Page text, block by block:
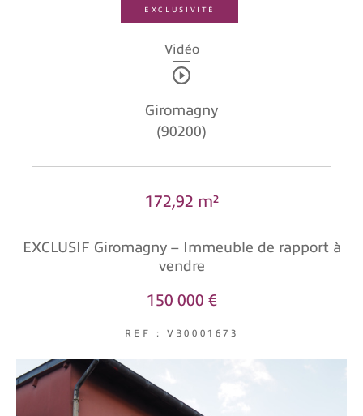
EXCLUSIVITÉ
Vidéo
Giromagny
(90200)
172,92 m²
EXCLUSIF Giromagny – Immeuble de rapport à
vendre
150 000 €
REF : V30001673
AFFINER LES CRITÈRES
PARKING
COUPS DE COEUR
EXCLUSIVITÉS NOUVEAUTÉS
RECHERCHER